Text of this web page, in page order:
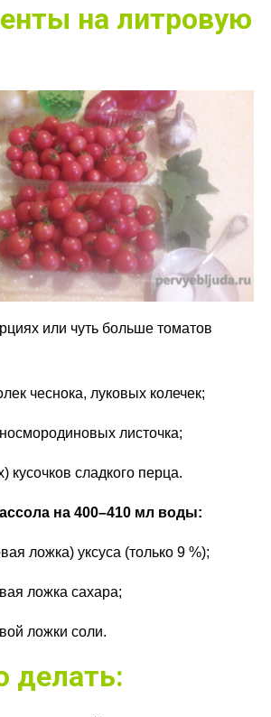
на литровую
или чуть больше томатов
чеснока, луковых колечек;
листочка;
кусочков сладкого перца.
на 400–410 мл воды:
ложка) уксуса (только 9 %);
ложка сахара;
ложки соли.
делать: